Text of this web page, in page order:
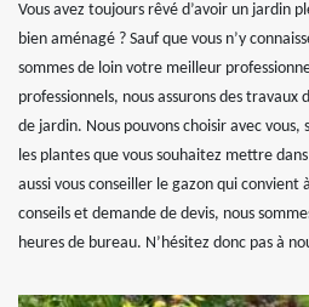
Vous avez toujours rêvé d’avoir un jardin
bien aménagé ? Sauf que vous n’y
sommes de loin votre meilleur
professionnels, nous assurons des
de jardin. Nous pouvons choisir avec
les plantes que vous souhaitez mettre
aussi vous conseiller le gazon qui convient
conseils et demande de devis, nous
heures de bureau. N’hésitez donc pas à